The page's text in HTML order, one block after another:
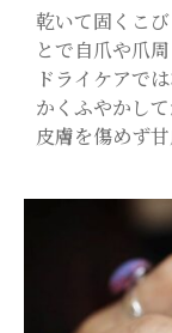
乾いて固くこ
とで自爪や爪
ドライケアで
かくふやかし
皮膚を傷めず甘